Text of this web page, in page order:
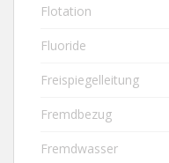
Flotation
Fluoride
Freispiegelleitung
Fremdbezug
Fremdwasser